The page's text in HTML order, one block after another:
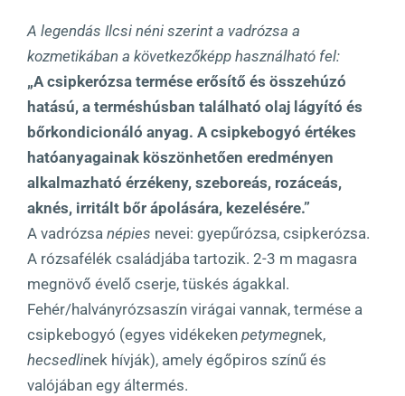
A legendás Ilcsi néni szerint a vadrózsa a
kozmetikában a következőképp használható fel:
„A csipkerózsa termése erősítő és összehúzó
hatású, a terméshúsban található olaj lágyító és
bőrkondicionáló anyag. A csipkebogyó értékes
hatóanyagainak köszönhetően eredményen
alkalmazható érzékeny, szeboreás, rozáceás,
aknés, irritált bőr ápolására, kezelésére.”
A vadrózsa népies nevei: gyepűrózsa, csipkerózsa.
A rózsafélék családjába tartozik. 2-3 m magasra
megnövő évelő cserje, tüskés ágakkal.
Fehér/halványrózsaszín virágai vannak, termése a
csipkebogyó (egyes vidékeken petymegnek,
hecsedlinek hívják), amely égőpiros színű és
valójában egy áltermés.